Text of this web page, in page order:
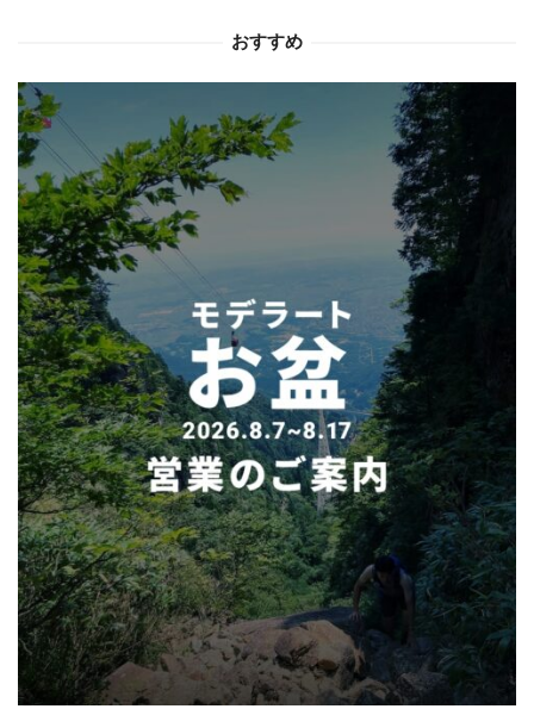
ン
おすすめ